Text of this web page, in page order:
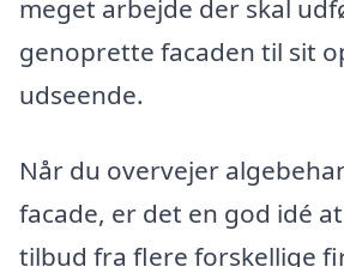
meget arbejde der skal
genoprette facaden til sit
udseende.
Når du overvejer
facade, er det en god idé
tilbud fra flere forskellige